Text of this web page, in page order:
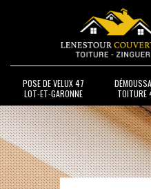
POSE DE VELUX 47
LOT-ET-GARONNE
TOITURE